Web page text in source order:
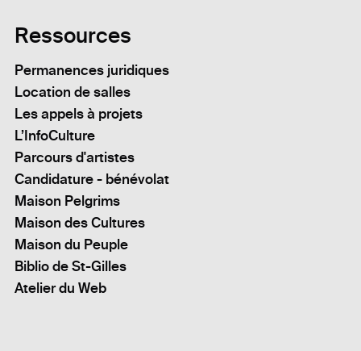
Ressources
Permanences juridiques
Location de salles
Les appels à projets
L’InfoCulture
Parcours d'artistes
Candidature - bénévolat
Maison Pelgrims
Maison des Cultures
Maison du Peuple
Biblio de St-Gilles
Atelier du Web